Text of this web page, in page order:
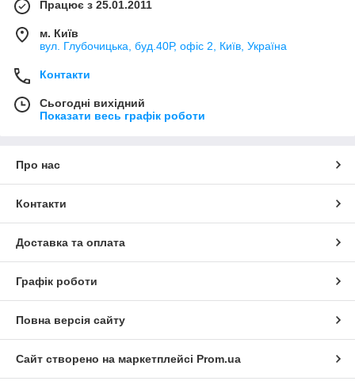
Працює з 25.01.2011
м. Київ
вул. Глубочицька, буд.40Р, офіс 2, Київ, Україна
Контакти
Сьогодні вихідний
Показати весь графік роботи
Про нас
Контакти
Доставка та оплата
Графік роботи
Повна версія сайту
Сайт створено на маркетплейсі Prom.ua